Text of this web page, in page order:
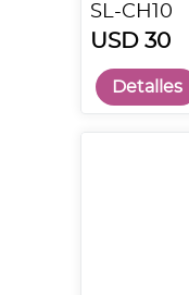
SL-CH10
USD 30
Detalles